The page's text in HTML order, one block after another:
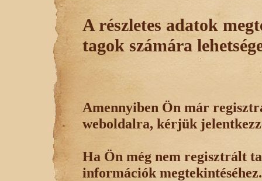
A részletes adatok
tagok számára
Amennyiben Ön már
weboldalra, kérjük
Ha Ön még nem regisztrált
információk megtekintéséhez.